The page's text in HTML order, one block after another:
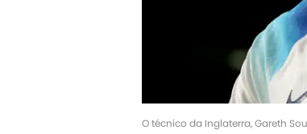
O técnico da Inglaterra, Gareth